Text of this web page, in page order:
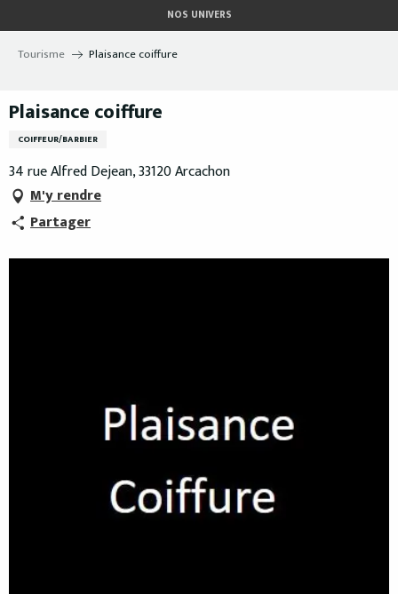
au
contenu
NOS UNIVERS
Tourisme Plaisance coiffure
Plaisance coiffure
COIFFEUR/BARBIER
34 rue Alfred Dejean, 33120 Arcachon
M'y rendre
Partager